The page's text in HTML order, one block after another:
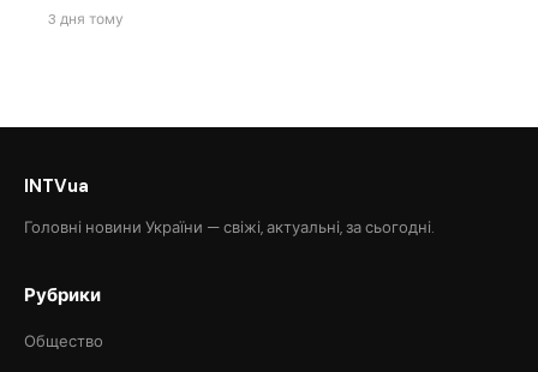
3 дня тому
INTVua
Головні новини України — свіжі, актуальні, за сьогодні.
Рубрики
Общество